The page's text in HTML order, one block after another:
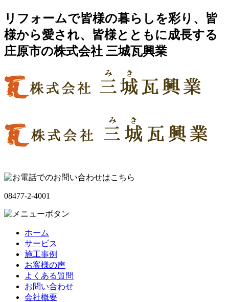
リフォームで皆様の暮らしを彩り、皆
様から愛され、皆様とともに成長する
庄原市の株式会社 三城瓦興業
08477-2-4001
ホーム
サービス
施工事例
お客様の声
よくある質問
お問い合わせ
会社概要